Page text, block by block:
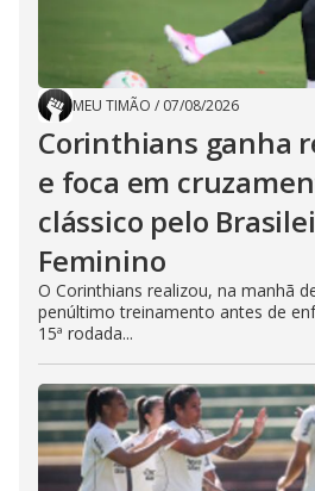
MEU TIMÃO / 07/08/2026
Corinthians ganha
e foca em
clássico pelo
Feminino
O Corinthians realizou, na manhã
penúltimo treinamento antes de
15ª rodada...